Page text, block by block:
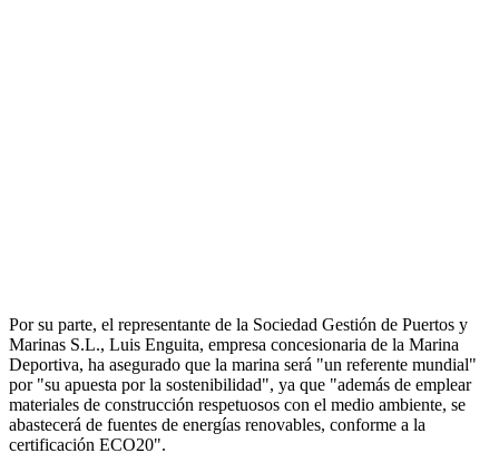
Por su parte, el representante de la Sociedad Gestión de Puertos y
Marinas S.L., Luis Enguita, empresa concesionaria de la Marina
Deportiva, ha asegurado que la marina será "un referente mundial"
por "su apuesta por la sostenibilidad", ya que "además de emplear
materiales de construcción respetuosos con el medio ambiente, se
abastecerá de fuentes de energías renovables, conforme a la
certificación ECO20".